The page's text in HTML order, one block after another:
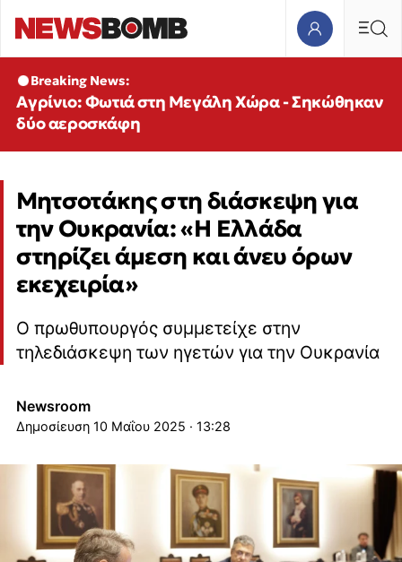
Breaking News:
Αγρίνιο: Φωτιά στη Μεγάλη Χώρα - Σηκώθηκαν
δύο αεροσκάφη
Mητσοτάκης στη διάσκεψη για
την Ουκρανία: «Η Ελλάδα
στηρίζει άμεση και άνευ όρων
εκεχειρία»
Ο πρωθυπουργός συμμετείχε στην
τηλεδιάσκεψη των ηγετών για την Ουκρανία
Newsroom
10 Μαΐου 2025 · 13:28